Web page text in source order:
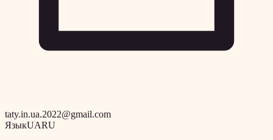
taty.in.ua.2022@gmail.com
ЯзыкUARU